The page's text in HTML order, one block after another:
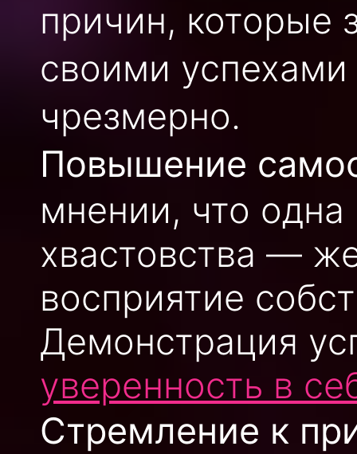
причин, которые
своими
чрезмерно.
Повышение
мнении, что
хвастовства —
восприятие
Демонстрация
уверенность в
Стремление к